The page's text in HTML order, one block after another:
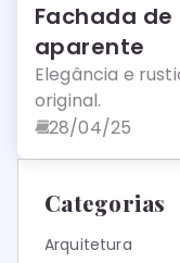
Fachada
aparente
Elegância e
original.
28/04/25
Categorias
Arquitetura